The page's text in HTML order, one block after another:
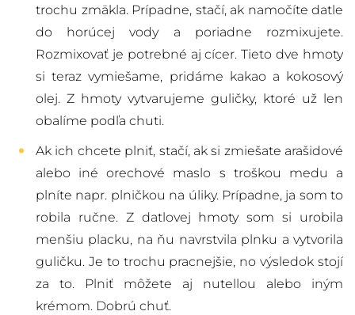
trochu zmäkla. Prípadne, stačí, ak namočíte datle
do horúcej vody a poriadne rozmixujete.
Rozmixovať je potrebné ajcícer. Tieto dve hmoty
si teraz vymiešame, pridáme kakaoa kokosový
olej. Z hmoty vytvarujeme guličky, ktoré už len
obalíme podľa chuti.
Ak ich chcete plniť, stačí, ak si zmiešate arašidové
alebo iné orechové maslo s troškou medu a
plníte napr. plničkou na úliky. Prípadne, ja som to
robila ručne. Z datlovej hmoty som si urobila
menšiu placku, na ňu navrstvila plnku a vytvorila
guličku. Je to trochu pracnejšie, no výsledok stojí
za to. Plniť môžete aj nutellou alebo iným
krémom. Dobrú chuť.